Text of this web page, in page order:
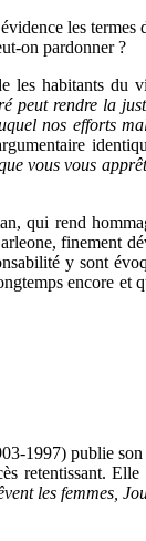
les termes
on pardonner ?
les habitants du
peut rendre la
nos efforts
vous vous
qui rend
finement
y sont
encore et
1997) publie
retentissant.
les femmes,